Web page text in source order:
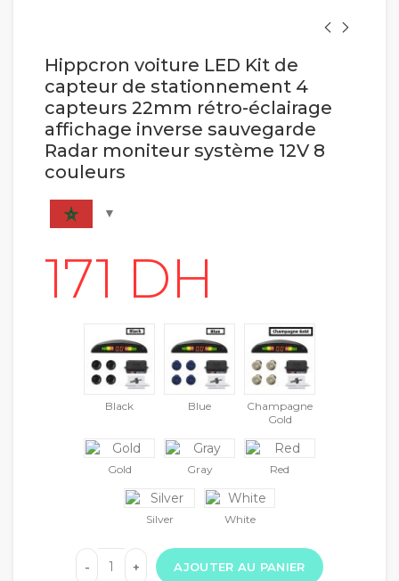
Hippcron voiture LED Kit de
capteur de stationnement 4
capteurs 22mm rétro-éclairage
affichage inverse sauvegarde
Radar moniteur système 12V 8
couleurs
Black Blue
Champagne
Gold
Gold Gray Red
Silver White
AJOUTER AU PANIER